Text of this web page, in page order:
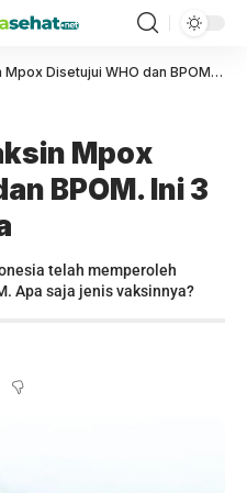
WHO dan BPOM. Ini 3 Jenis Pilihannya
Mpox
BPOM. Ini 3
telah memperoleh
Apa saja jenis vaksinnya?